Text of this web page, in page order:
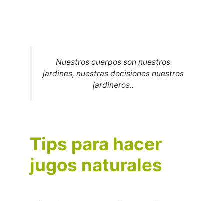
Nuestros cuerpos son nuestros
jardines, nuestras decisiones nuestros
jardineros..
Tips para hacer
jugos naturales